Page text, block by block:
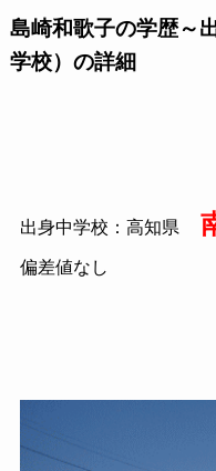
島崎和歌子の学歴～
学校）の詳細
出身中学校：高知県
偏差値なし